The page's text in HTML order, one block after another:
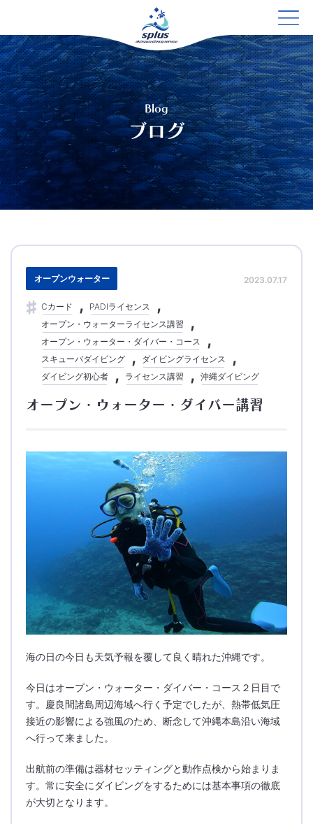
Blog
ブログ
オープンウォーター
Cカード
PADIライセンス
オープン・ウォーターライセンス講習
オープン・ウォーター・ダイバー・コース
スキューバダイビング
ダイビングライセンス
ダイビング初心者
ライセンス講習 沖縄ダイビング
2023.07.17
オープン・ウォーター・ダイバー講習
海の日の今日も天気予報を覆して良く晴れた沖縄です。
今日はオープン・ウォーター・ダイバー・コース２日目で
す。慶良間諸島周辺海域へ行く予定でしたが、熱帯低気圧
接近の影響による強風のため、断念して沖縄本島沿い海域
へ行って来ました。
出航前の準備は器材セッティングと動作点検から始まりま
す。常に安全にダイビングをするためには基本事項の徹底
が大切となります。